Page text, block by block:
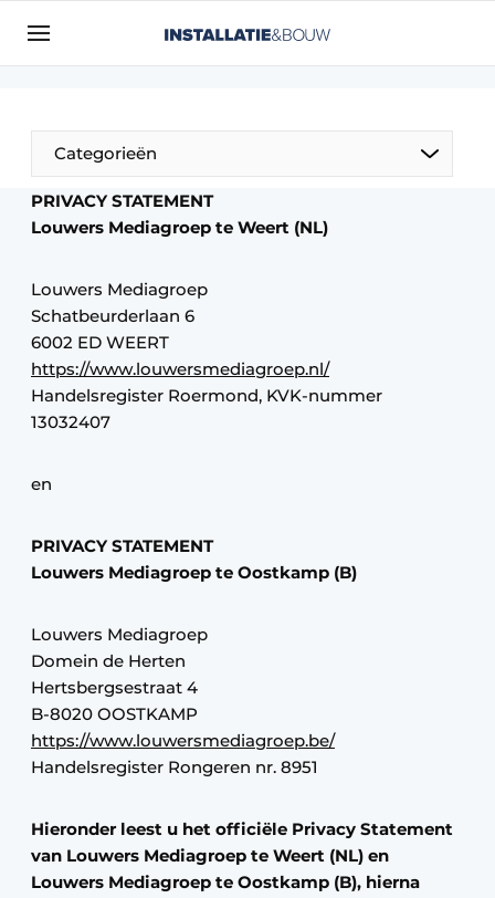
Aanmelden
Bedrijven
Contact
Direct contact
Installatie & Bouw | Platform over
installatietechniek, klimaatbeheersing en
elektriciteit
Meest gelezen
Nieuwsbrief
Vacatures
Categorieën
PRIVACY STATEMENT
Louwers Mediagroep te Weert (NL)
Louwers Mediagroep
Schatbeurderlaan 6
6002 ED WEERT
https://www.louwersmediagroep.nl/
Handelsregister Roermond, KVK-nummer
13032407
en
PRIVACY STATEMENT
Louwers Mediagroep te Oostkamp (B)
Louwers Mediagroep
Domein de Herten
Hertsbergsestraat 4
B-8020 OOSTKAMP
https://www.louwersmediagroep.be/
Handelsregister Rongeren nr. 8951
Hieronder leest u het officiële Privacy Statement
van Louwers Mediagroep te Weert (NL) en
Louwers Mediagroep te Oostkamp (B), hierna